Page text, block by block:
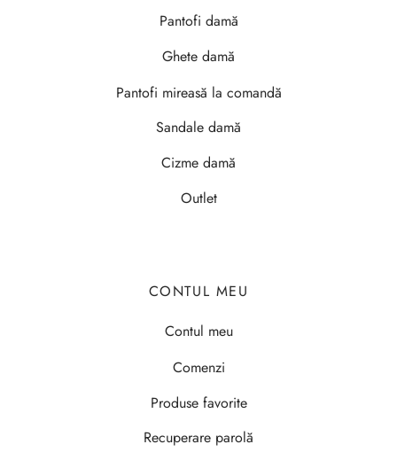
Pantofi damă
Ghete damă
Pantofi mireasă la comandă
Sandale damă
Cizme damă
Outlet
CONTUL MEU
Contul meu
Comenzi
Produse favorite
Recuperare parolă